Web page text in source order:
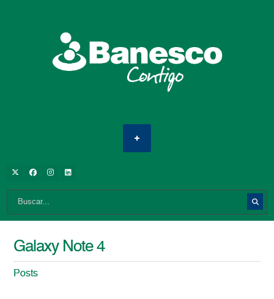
Galaxy Note 4
Posts